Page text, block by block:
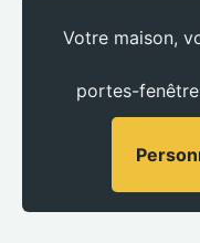
Votre maison,
portes-